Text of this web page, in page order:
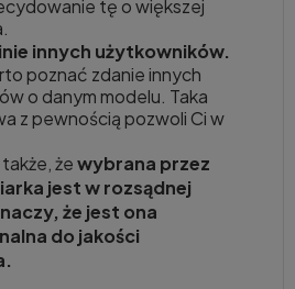
tę o większej
innych użytkowników.
poznać zdanie innych
o danym modelu. Taka
z pewnością pozwoli Ci w
żewybrana przez
jest w rozsądnej
że jest ona
do jakości